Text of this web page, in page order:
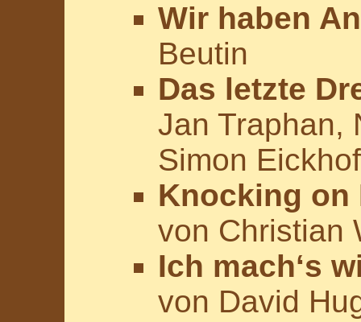
Wir haben
Beutin
Das letzte
Jan Traphan,
Simon
Knocking on
von Christian
Ich mach‘s
von David